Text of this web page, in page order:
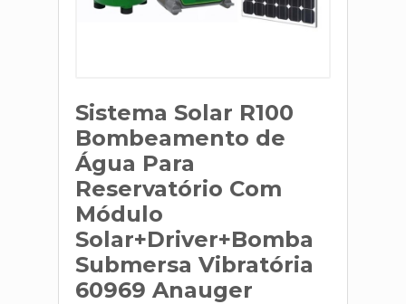
Sistema Solar R100
Bombeamento de
Água Para
Reservatório Com
Módulo
Solar+Driver+Bomba
Submersa Vibratória
60969 Anauger